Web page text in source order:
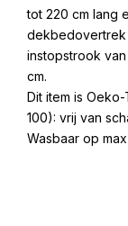
tot 220 cm lang
instopstrook
cm.
Dit item is
100): vrij van
Wasbaar op